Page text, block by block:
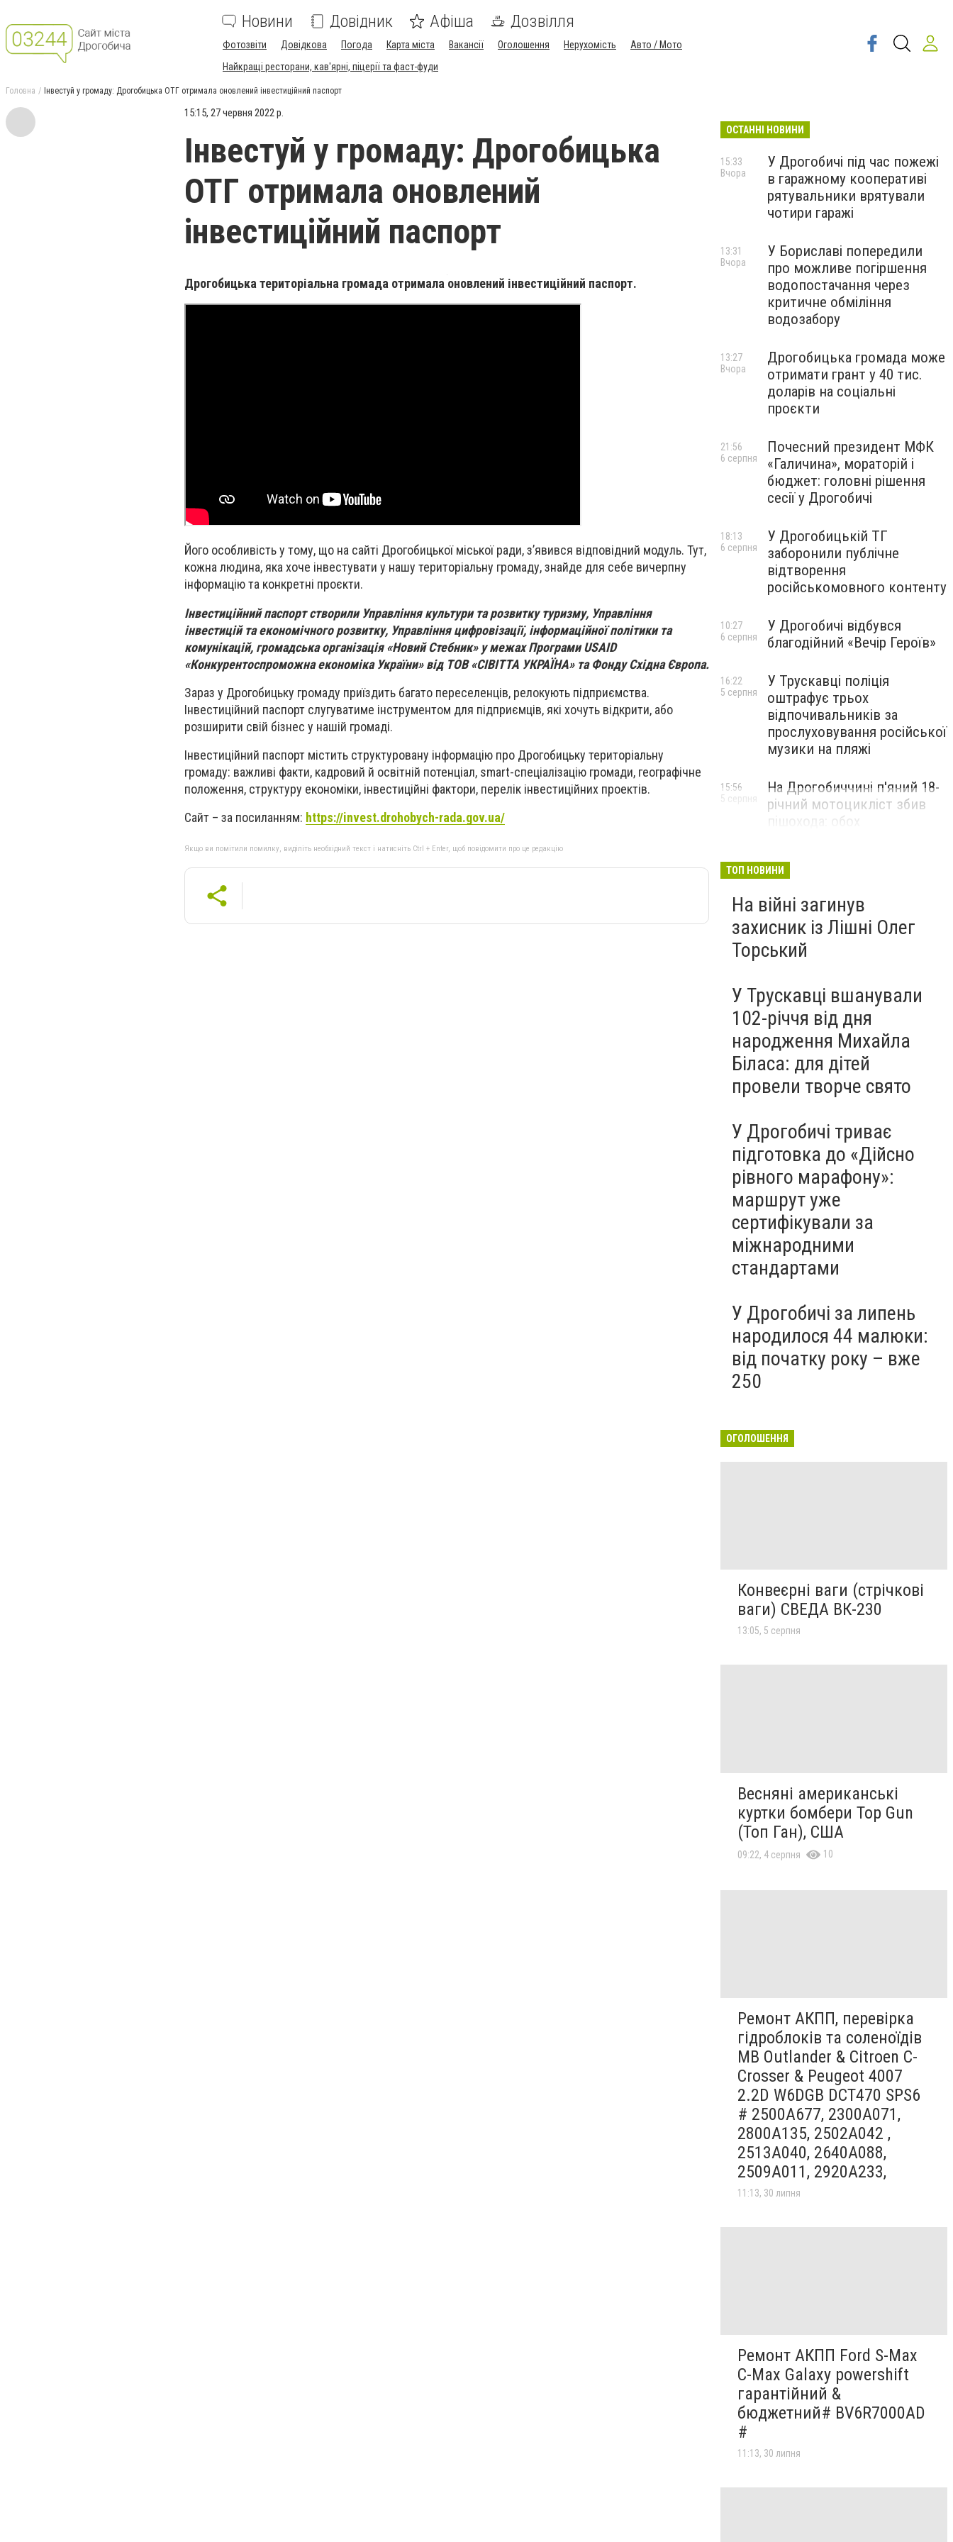
Новини Довідник Афіша Дозвілля
Фотозвіти Довідкова Погода Карта міста Вакансії Оголошення Нерухомість
Авто / Мото
Найкращі ресторани, кав'ярні, піцерії та фаст-фуди
Головна Інвестуй у громаду: Дрогобицька ОТГ отримала оновлений інвестиційний паспорт
15:15, 27 червня 2022 р.
Інвестуй у громаду: Дрогобицька
ОТГ отримала оновлений
інвестиційний паспорт
Дрогобицька територіальна громада отримала оновлений інвестиційний паспорт.
Його особливість у тому, що на сайті Дрогобицької міської ради, з’явився відповідний модуль. Тут,
кожна людина, яка хоче інвестувати у нашу територіальну громаду, знайде для себе вичерпну
інформацію та конкретні проєкти.
Інвестиційний паспорт створили Управління культури та розвитку туризму, Управління
інвестицій та економічного розвитку, Управління цифровізації, інформаційної політики та
комунікацій, громадська організація «Новий Стебник» у межах Програми USAID
«Конкурентоспроможна економіка України» від ТОВ «СІВІТТА УКРАЇНА» та Фонду Східна Європа.
Зараз у Дрогобицьку громаду приїздить багато переселенців, релокують підприємства.
Інвестиційний паспорт слугуватиме інструментом для підприємців, які хочуть відкрити, або
розширити свій бізнес у нашій громаді.
Інвестиційний паспорт містить структуровану інформацію про Дрогобицьку територіальну
громаду: важливі факти, кадровий й освітній потенціал, smart-спеціалізацію громади, географічне
положення, структуру економіки, інвестиційні фактори, перелік інвестиційних проектів.
Сайт – за посиланням: https://invest.drohobych-rada.gov.ua/
Якщо ви помітили помилку, виділіть необхідний текст і натисніть Ctrl + Enter, щоб повідомити про це редакцію
ОСТАННІ НОВИНИ
У Дрогобичі під час пожежі
в гаражному кооперативі
рятувальники врятували
чотири гаражі
15:33
Вчора
У Бориславі попередили
про можливе погіршення
водопостачання через
критичне обміління
водозабору
13:31
Вчора
Дрогобицька громада може
отримати грант у 40 тис.
доларів на соціальні
проєкти
13:27
Вчора
Почесний президент МФК
«Галичина», мораторій і
бюджет: головні рішення
сесії у Дрогобичі
21:56
6 серпня
У Дрогобицькій ТГ
заборонили публічне
відтворення
російськомовного контенту
18:13
6 серпня
У Дрогобичі відбувся
благодійний «Вечір Героїв»
10:27
6 серпня
У Трускавці поліція
оштрафує трьох
відпочивальників за
прослуховування російської
музики на пляжі
16:22
5 серпня
На Дрогобиччині п'яний 18-
річний мотоцикліст збив
пішохода: обох
15:56
5 серпня
ТОП НОВИНИ
На війні загинув
захисник із Лішні Олег
Торський
У Трускавці вшанували
102-річчя від дня
народження Михайла
Біласа: для дітей
провели творче свято
У Дрогобичі триває
підготовка до «Дійсно
рівного марафону»:
маршрут уже
сертифікували за
міжнародними
стандартами
У Дрогобичі за липень
народилося 44 малюки:
від початку року – вже
250
ОГОЛОШЕННЯ
Конвеєрні ваги (стрічкові
ваги) СВЕДА ВК-230
13:05, 5 серпня
Весняні американські
куртки бомбери Top Gun
(Топ Ган), США
09:22, 4 серпня 10
Ремонт АКПП, перевірка
гідроблоків та соленоїдів
MB Outlander & Citroen C-
Crosser & Peugeot 4007
2.2D W6DGB DCT470 SPS6
# 2500A677, 2300A071,
2800A135, 2502A042 ,
2513A040, 2640A088,
2509A011, 2920A233,
11:13, 30 липня
Ремонт АКПП Ford S-Max
C-Max Galaxy powershift
гарантійний &
бюджетний# BV6R7000AD
#
11:13, 30 липня